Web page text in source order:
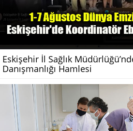
Eskişehir İl Sağlık
Danışmanlığı Hamlesi